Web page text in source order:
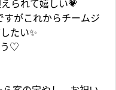
がこれからチームジ
たい✨
う♡